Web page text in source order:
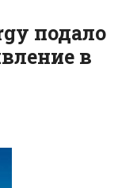
подало
в